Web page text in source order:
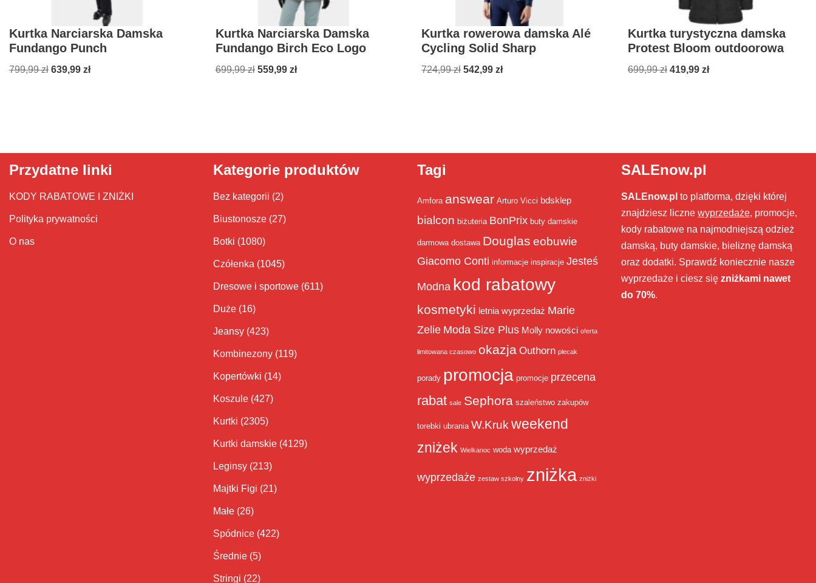
Kurtka Narciarska Damska
Fundango Punch
799,99zł 639,99 zł
Kurtka Narciarska Damska
Fundango Birch Eco Logo
699,99zł 559,99 zł
Kurtka rowerowa damska Alé
Cycling Solid Sharp
724,99zł 542,99zł
Kurtka turystyczna damska
Protest Bloom outdoorowa
699,99zł 419,99 zł
Przydatne linki
KODY RABATOWE I ZNIŻKI
Polityka prywatności
O nas
Kategorie produktów
Bez kategorii (2)
Biustonosze (27)
Botki (1080)
Czółenka (1045)
Dresowe i sportowe (611)
Duże (16)
Jeansy (423)
Kombinezony (119)
Kopertówki (14)
Koszule (427)
Kurtki (2305)
Kurtki damskie (4129)
Leginsy (213)
Majtki Figi (21)
Małe (26)
Spódnice (422)
Średnie (5)
Stringi (22)
Tagi
Amfora answear Arturo Vicci bdsklep
bialcon biżuteria BonPrix buty damskie
darmowa dostawa Douglas eobuwie
Giacomo Conti informacje inspiracje Jesteś
Modna kod rabatowy
kosmetyki letnia wyprzedaż Marie
Zelie Moda Size Plus Molly nowości oferta
limitowana czasowo okazja Outhorn plecak
porady promocja promocje przecena
rabat sale Sephora szaleństwo zakupów
torebki ubrania W.Kruk weekend
zniżek Wielkanoc woda wyprzedaż
wyprzedaże zestaw szkolny zniżka zniżki
SALEnow.pl
SALEnow.pl to platforma, dzięki której
znajdziesz liczne wyprzedaże, promocje,
kody rabatowe na najmodniejszą odzież
damską, buty damskie, bieliznę damską
oraz dodatki. Sprawdź koniecznie nasze
wyprzedaże i ciesz się zniżkami nawet
do 70%.